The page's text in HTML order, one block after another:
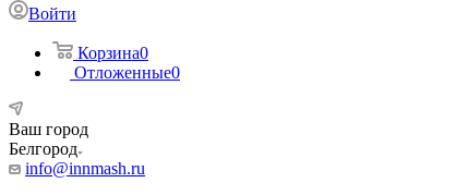
Войти
Корзина0
Отложенные0
Ваш город
Белгород
info@innmash.ru